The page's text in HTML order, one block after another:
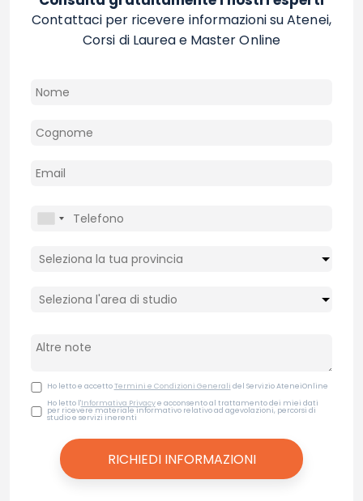
Contattaci per ricevere informazioni su Atenei,
Corsi di Laurea e Master Online
Ho letto e accettoTermini e Condizioni Generali del Servizio AteneiOnline
Ho letto l'Informativa Privacye acconsento al trattamento dei miei dati
per ricevere materiale informativo relativo ad agevolazioni, percorsi di
studio e servizi inerenti